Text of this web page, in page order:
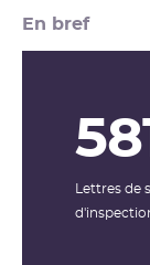
En bref
581
Lettres de